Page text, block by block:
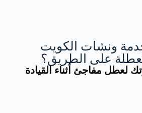
ونشات الكويت
على الطريق؟
لعطل مفاجئ أثناء القيادة